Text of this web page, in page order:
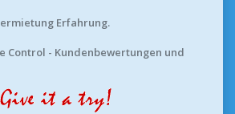
Erfahrung.
Control - Kundenbewertungen und